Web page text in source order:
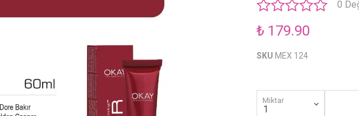
0
₺ 179.90
SKU MEX 124
Miktar